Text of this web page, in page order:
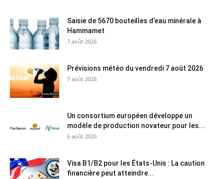
Saisie de 5670 bouteilles d’eau minérale à
Hammamet
7 août 2026
Prévisions météo du vendredi 7 août 2026
7 août 2026
Un consortium européen développe un
modèle de production novateur pour les...
6 août 2026
Visa B1/B2 pour les États-Unis : La caution
financière peut atteindre...